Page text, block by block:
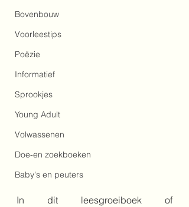
Bovenbouw
Voorleestips
Poëzie
Informatief
Sprookjes
Young Adult
Volwassenen
Doe-en zoekboeken
Baby's en peuters
In dit leesgroeiboek of